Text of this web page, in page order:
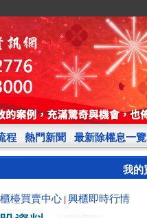
程 熱門新聞 最新除權息一
我的
檯買賣中心 興櫃即時行情